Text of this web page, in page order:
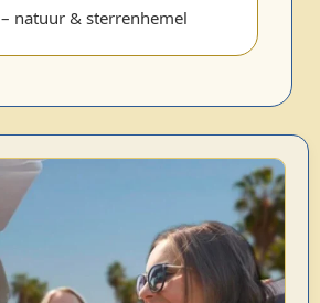
– natuur & sterrenhemel